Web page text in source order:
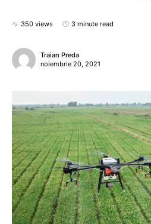
350 views 3 minute read
Traian Preda
noiembrie 20, 2021